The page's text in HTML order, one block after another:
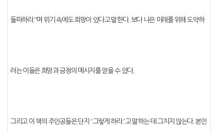
돌파하라.”며 위기 속에도 희망이 있다고 말한다. 보다 나은 미래를 위해 도약하
려는 이들은 희망과 긍정의 메시지를 얻을 수 있다.
그리고 이 책의 주인공들은 단지 ‘그렇게 하라.’고 말하는 데 그치지 않는다.본인